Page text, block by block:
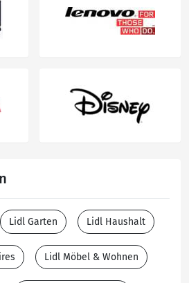
Lidl Garten Lidl Haushalt
Lidl Möbel & Wohnen